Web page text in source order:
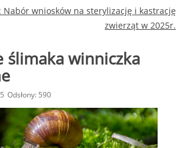
Nabór wniosków na sterylizację i kastrację
zwierząt w 2025r.
ślimaka winniczka
Odsłony: 590